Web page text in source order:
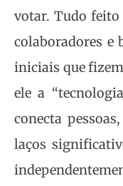
votar. Tudo feito
colaboradores e
iniciais que
ele a
conecta
laços